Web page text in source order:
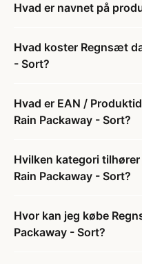
Hvad er navnet på
Hvad koster Regnsæt
- Sort?
Hvad er EAN /
Rain Packaway - Sort?
Hvilken kategori
Rain Packaway - Sort?
Hvor kan jeg købe
Packaway - Sort?